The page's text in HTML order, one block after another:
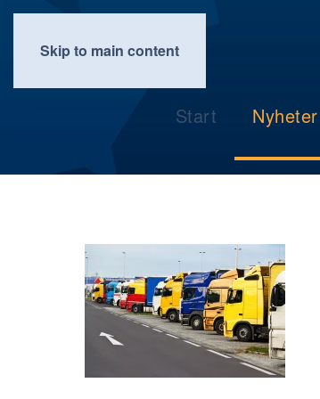
Skip to main content
Start Nyheter